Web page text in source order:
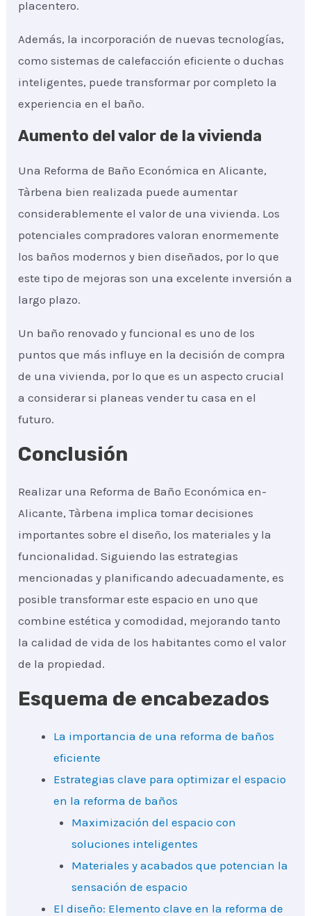
placentero.
Además, la incorporación de nuevas tecnologías,
como sistemas de calefacción eficiente o duchas
inteligentes, puede transformar por completo la
experiencia en el baño.
Aumento del valor de la vivienda
Una Reforma de Baño Económica en Alicante,
Tàrbena bien realizada puede aumentar
considerablemente el valor de una vivienda. Los
potenciales compradores valoran enormemente
los baños modernos y bien diseñados, por lo que
este tipo de mejoras son una excelente inversión a
largo plazo.
Un baño renovado y funcional es uno de los
puntos que más influye en la decisión de compra
de una vivienda, por lo que es un aspecto crucial
a considerar si planeas vender tu casa en el
futuro.
Conclusión
Realizar una Reforma de Baño Económica en-
Alicante, Tàrbena implica tomar decisiones
importantes sobre el diseño, los materiales y la
funcionalidad. Siguiendo las estrategias
mencionadas y planificando adecuadamente, es
posible transformar este espacio en uno que
combine estética y comodidad, mejorando tanto
la calidad de vida de los habitantes como el valor
de la propiedad.
Esquema de encabezados
La importancia de una reforma de baños
eficiente
Estrategias clave para optimizar el espacio
en la reforma de baños
Maximización del espacio con
soluciones inteligentes
Materiales y acabados que potencian la
sensación de espacio
El diseño: Elemento clave en la reforma de